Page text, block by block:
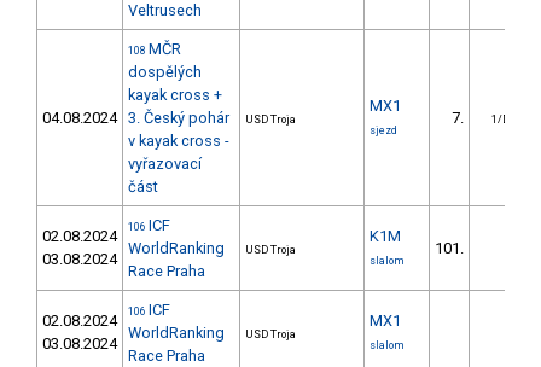
Veltrusech
04.08.2024
108 MČR
dospělých
kayak cross +
3. Český pohár
v kayak cross -
vyřazovací
část
USD Troja
MX1
sjezd
7. 1/DS
02.08.2024
03.08.2024
106 ICF
WorldRanking
Race Praha
USD Troja
K1M
slalom
101.
02.08.2024
03.08.2024
106 ICF
WorldRanking
Race Praha
USD Troja
MX1
slalom